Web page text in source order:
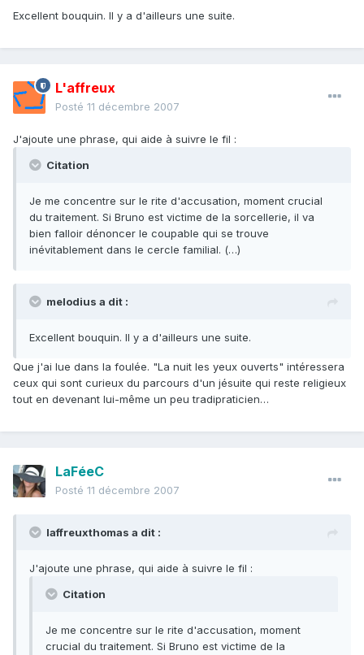
Excellent bouquin. Il y a d'ailleurs une suite.
L'affreux
Posté 11 décembre 2007
J'ajoute une phrase, qui aide à suivre le fil :
Citation
Je me concentre sur le rite d'accusation, moment crucial
du traitement. Si Bruno est victime de la sorcellerie, il va
bien falloir dénoncer le coupable qui se trouve
inévitablement dans le cercle familial. (…)
melodius a dit :
Excellent bouquin. Il y a d'ailleurs une suite.
Que j'ai lue dans la foulée. "La nuit les yeux ouverts" intéressera
ceux qui sont curieux du parcours d'un jésuite qui reste religieux
tout en devenant lui-même un peu tradipraticien…
LaFéeC
Posté 11 décembre 2007
laffreuxthomas a dit :
J'ajoute une phrase, qui aide à suivre le fil :
Citation
Je me concentre sur le rite d'accusation, moment
crucial du traitement. Si Bruno est victime de la